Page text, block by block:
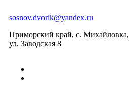
sosnov.dvorik@yandex.ru
Приморский край, с. Михайловка,
ул. Заводская 8